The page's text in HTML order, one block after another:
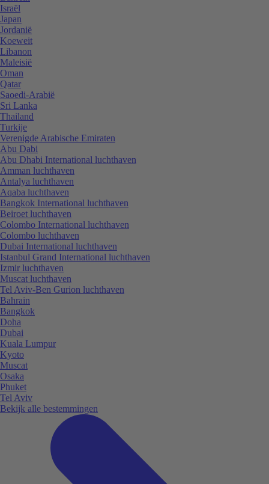
Israël
Japan
Jordanië
Koeweit
Libanon
Maleisië
Oman
Qatar
Saoedi-Arabië
Sri Lanka
Thailand
Turkije
Verenigde Arabische Emiraten
Abu Dabi
Abu Dhabi International luchthaven
Amman luchthaven
Antalya luchthaven
Aqaba luchthaven
Bangkok International luchthaven
Beiroet luchthaven
Colombo International luchthaven
Colombo luchthaven
Dubai International luchthaven
Istanbul Grand International luchthaven
Izmir luchthaven
Muscat luchthaven
Tel Aviv-Ben Gurion luchthaven
Bahrain
Bangkok
Doha
Dubai
Kuala Lumpur
Kyoto
Muscat
Osaka
Phuket
Tel Aviv
Bekijk alle bestemmingen